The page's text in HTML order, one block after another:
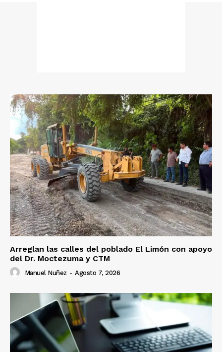
Arreglan las calles del poblado El Limón con apoyo
del Dr. Moctezuma y CTM
Manuel Nuñez - Agosto 7, 2026